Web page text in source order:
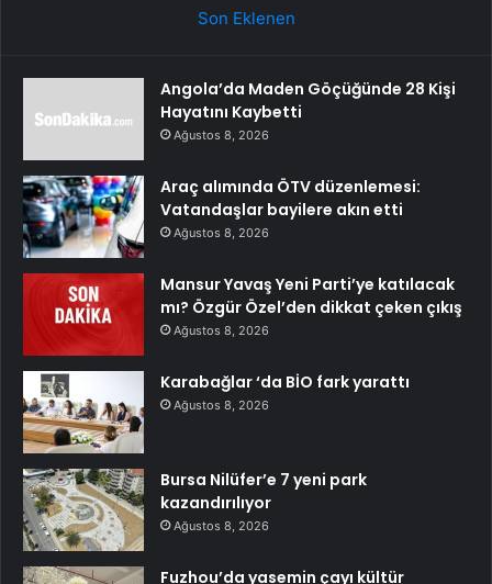
Son Eklenen
Angola’da Maden Göçüğünde 28 Kişi
Hayatını Kaybetti
Ağustos 8, 2026
Araç alımında ÖTV düzenlemesi:
Vatandaşlar bayilere akın etti
Ağustos 8, 2026
Mansur Yavaş Yeni Parti’ye katılacak
mı? Özgür Özel’den dikkat çeken çıkış
Ağustos 8, 2026
Karabağlar ‘da BİO fark yarattı
Ağustos 8, 2026
Bursa Nilüfer’e 7 yeni park
kazandırılıyor
Ağustos 8, 2026
Fuzhou’da yasemin çayı kültür